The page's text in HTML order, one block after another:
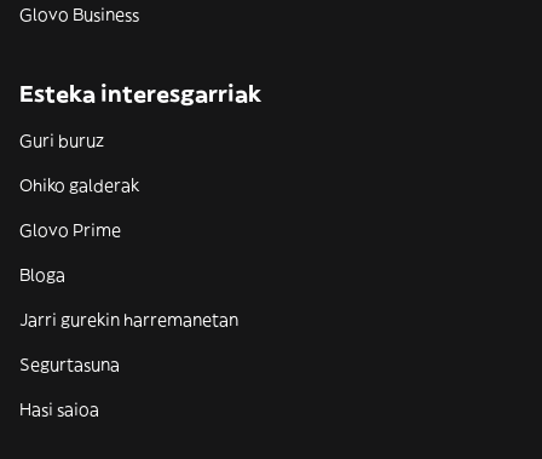
Glovo Business
Esteka interesgarriak
Guri buruz
Ohiko galderak
Glovo Prime
Bloga
Jarri gurekin harremanetan
Segurtasuna
Hasi saioa